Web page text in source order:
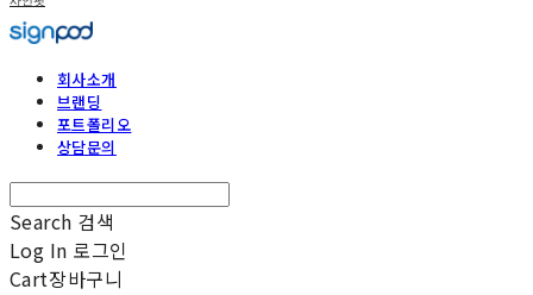
회사소개
브랜딩
포트폴리오
상담문의
Search 검색
Log In 로그인
Cart장바구니